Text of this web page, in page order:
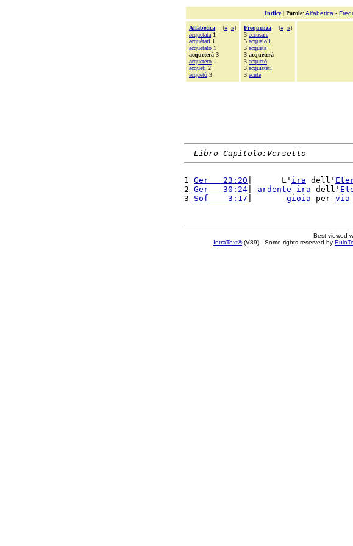
Indice| Parole: Alfabetica -
Alfabetica [« »]
acquetata 1
acquétati 1
acquetato 1
acqueterà 3
acqueterò 1
acqueti 2
acquetò 3
Frequenza [« »]
3 accusare
3 acquaioli
3 acqueta
3 acqueterà
3 acquetò
3 acquistati
3 acute
Libro Capitolo:Versetto
1 Ger   23:20 |      L' ira dell'
2 Ger   30:24 ardente ira dell'
3 Sof    3:17 gioia per via
Best viewed
IntraText®(V89) - Some rights reserved by